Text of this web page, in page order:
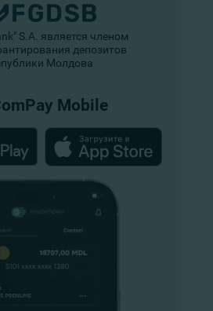
S.A. является членом
депозитов
Молдова
Mobile